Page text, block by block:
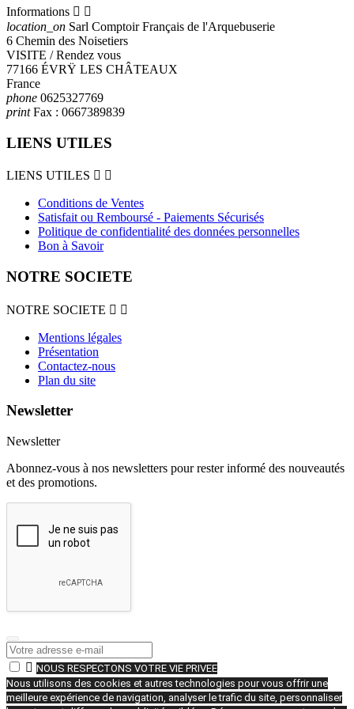
Informations  
location_on Sarl Comptoir Français de l'Arquebuserie
6 Chemin des Noisetiers
VISITE / Rendez vous
77166 ÉVRŸ LES CHÂTEAUX
France
phone 0625327769
printFax : 0667389839
LIENS UTILES
LIENS UTILES  
Conditions de Ventes
Satisfait ou Remboursé - Paiements Sécurisés
Politique de confidentialité des données personnelles
Bon à Savoir
NOTRE SOCIETE
NOTRE SOCIETE  
Mentions légales
Présentation
Contactez-nous
Plan du site
Newsletter
Newsletter
Abonnez-vous à nos newsletters pour rester informé des nouveautés
et des promotions.
 NOUS RESPECTONS VOTRE VIE PRIVEE
Nous utilisons des cookies et autres technologies pour vous offrir une
meilleure expérience de navigation, analyser le trafic du site, personnaliser